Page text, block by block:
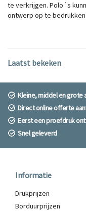
te verkrijgen. Polo´s
ontwerp op te
Laatst bekeken
Kleine, middel en grote
Direct online offerte
Eerst een proefdruk
Snel geleverd
Informatie
Drukprijzen
Borduurprijzen